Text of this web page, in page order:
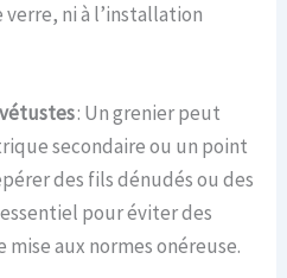
verre, ni à l’installation
: Un grenier peut
secondaire ou un point
des fils dénudés ou des
pour éviter des
mise aux normes onéreuse.